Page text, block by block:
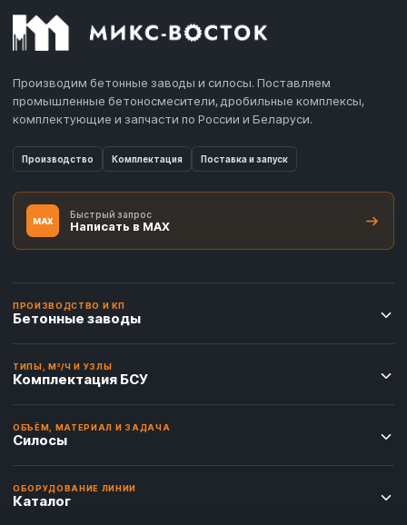
Производим бетонные заводы и силосы. Поставляем
промышленные бетоносмесители, дробильные комплексы,
комплектующие и запчасти по России и Беларуси.
Производство Комплектация Поставка и запуск
MAX
Быстрый запрос
Написать в MAX
ПРОИЗВОДСТВО И КП
Бетонные заводы
ТИПЫ, М³/Ч И УЗЛЫ
Комплектация БСУ
ОБЪЁМ, МАТЕРИАЛ И ЗАДАЧА
Силосы
ОБОРУДОВАНИЕ ЛИНИИ
Каталог